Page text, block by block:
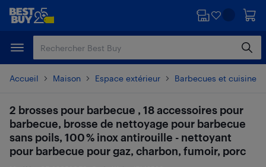
Passer
principal
Passer
Accueil Maison Espace extérieur Barbecues et cuisine
2 brosses pour barbecue , 18 accessoires pour
barbecue, brosse de nettoyage pour barbecue
sans poils, 100 % inox antirouille - nettoyant
pour barbecue pour gaz, charbon, fumoir, porc